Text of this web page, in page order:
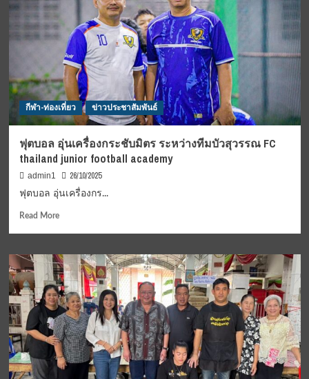
ผ่อน
เพื่อ
ฟื้นฟู
ร่างกาย
และ
จิตใจ
เติม
เทศกาล
แห่ง
ความ
ความ
ความ
หมาย
อย่าง
แท้จริง
กีฬา-ท่องเที่ยว ข่าวประชาสัมพันธ์
ฟุตบอล อุ่นเครื่องกระชับมิตร ระหว่างทีมบัวสุวรรณ FC
thailand junior football academy
admin1 26/10/2025
ฟุตบอล อุ่นเครื่องกร...
Read MoreRead
ฟุตบอล
อุ่น
เครื่อง
กระชับ
มิตร
ระหว่าง
ทีม
บัว
สุวรรณ
FC